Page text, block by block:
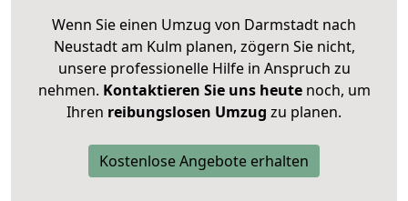
Wenn Sie einen Umzug von Darmstadt nach
Neustadt am Kulm planen, zögern Sie nicht,
unsere professionelle Hilfe in Anspruch zu
nehmen. Kontaktieren Sie uns heutenoch, um
Ihren reibungslosen Umzug zu planen.
Kostenlose Angebote erhalten